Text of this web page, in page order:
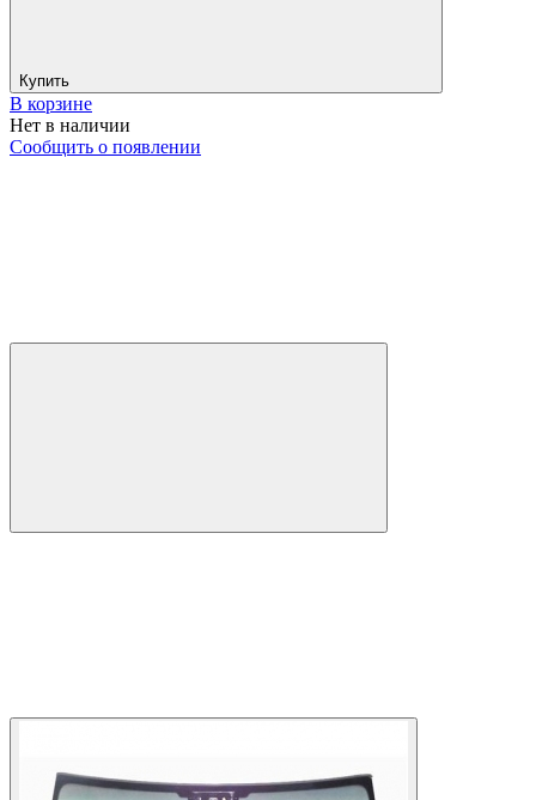
Купить
В корзине
Нет в наличии
Сообщить о появлении